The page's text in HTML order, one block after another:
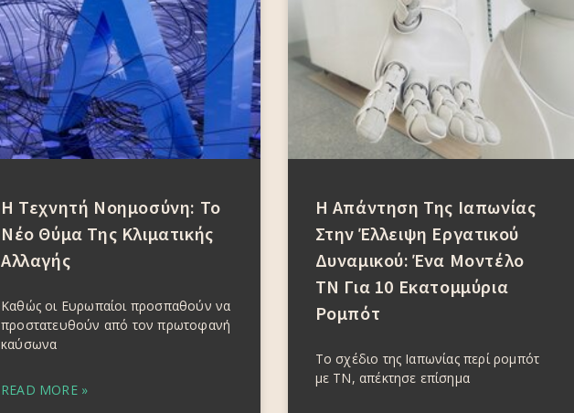
Η Τεχνητή Νοημοσύνη: Το
Νέο Θύμα Της Κλιματικής
Αλλαγής
Καθώς οι Ευρωπαίοι προσπαθούν να
προστατευθούν από τον πρωτοφανή
καύσωνα
READ MORE »
Η Απάντηση Της Ιαπωνίας
Στην Έλλειψη Εργατικού
Δυναμικού: Ένα Μοντέλο
ΤΝ Για 10 Εκατομμύρια
Ρομπότ
Το σχέδιο της Ιαπωνίας περί ρομπότ
με ΤΝ, απέκτησε επίσημα